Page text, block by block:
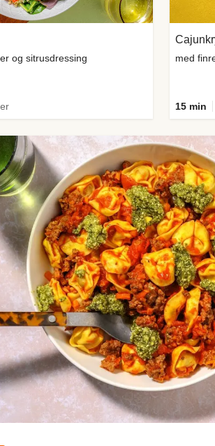
og sitrusdressing med
15 min